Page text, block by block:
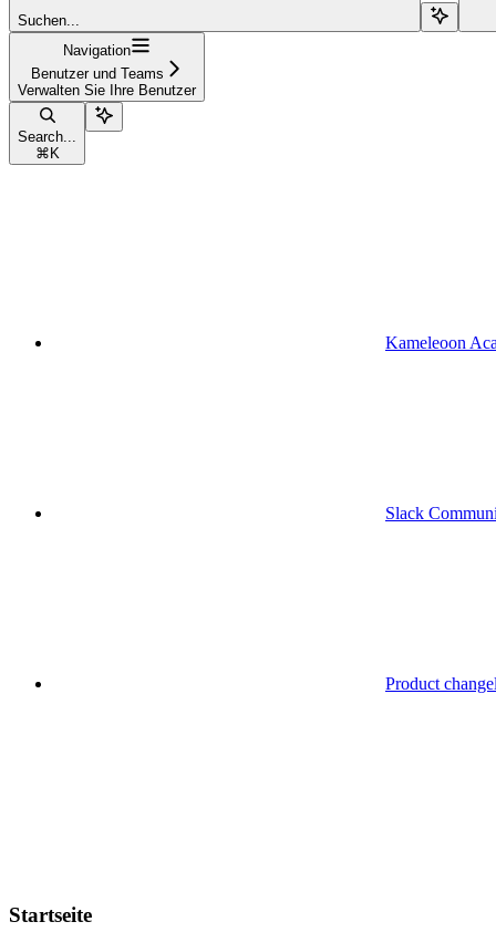
Suchen...
Navigation
Benutzer und Teams
Verwalten Sie Ihre Benutzer
Search...
⌘ K
Kameleoon
Slack
Product
Startseite